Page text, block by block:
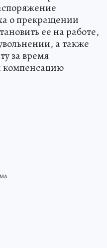
о прекращении
ее на работе,
а также
за время
компенсацию